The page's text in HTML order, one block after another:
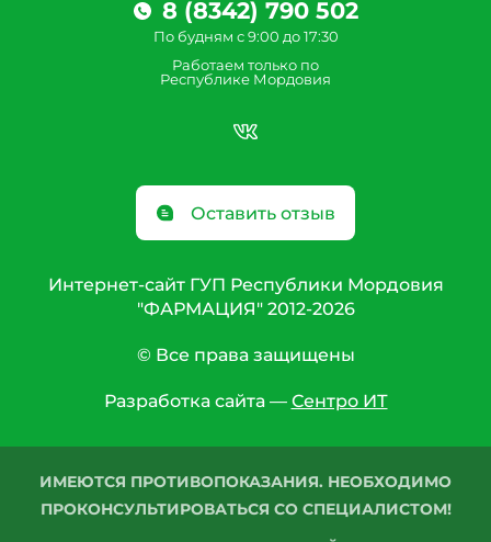
8 (8342) 790 502
По будням с 9:00 до 17:30
Работаем только по
Республике Мордовия
Оставить отзыв
Интернет-сайт ГУП Республики Мордовия
"ФАРМАЦИЯ" 2012-2026
© Все права защищены
Разработка сайта — Сентро ИТ
ИМЕЮТСЯ ПРОТИВОПОКАЗАНИЯ. НЕОБХОДИМО
ПРОКОНСУЛЬТИРОВАТЬСЯ СО СПЕЦИАЛИСТОМ!